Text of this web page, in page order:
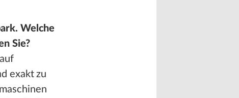
Welche
Sie?
exakt zu